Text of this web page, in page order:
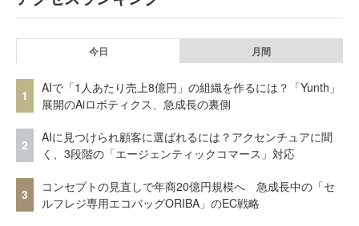
今日 月間
1
AIで「1人あたり売上8億円」の組織を作るには？「Yunth」
展開のAiロボティクス、急成長の裏側
2
AIに見つけられ顧客に選ばれるには？アクセンチュアに聞
く、3段階の「エージェンティックコマース」対応
3
コンセプトの見直しで年商20億円規模へ 急成長中の「セ
ルフレジ専用エコバッグORIBA」のEC戦略